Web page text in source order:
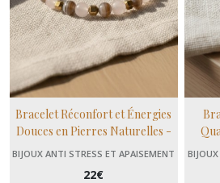
Bracelet Réconfort et Énergies
Douces en Pierres Naturelles -
Quartz Rose et Agate du
BIJOUX ANTI STRESS ET APAISEMENT
22€